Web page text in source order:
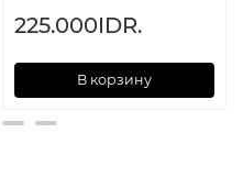
225.000IDR.
В корзину